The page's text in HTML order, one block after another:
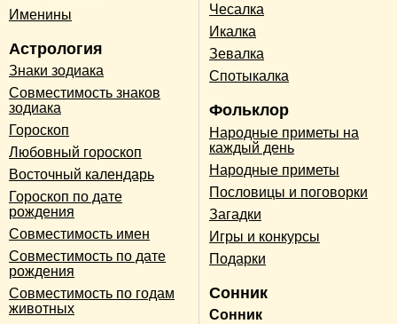
Именины
Астрология
Знаки зодиака
Совместимость знаков
зодиака
Гороскоп
Любовный гороскоп
Восточный календарь
Гороскоп по дате
рождения
Совместимость имен
Совместимость по дате
рождения
Совместимость по годам
животных
Чесалка
Икалка
Зевалка
Спотыкалка
Фольклор
Народные приметы на
каждый день
Народные приметы
Пословицы и поговорки
Загадки
Игры и конкурсы
Подарки
Сонник
Сонник